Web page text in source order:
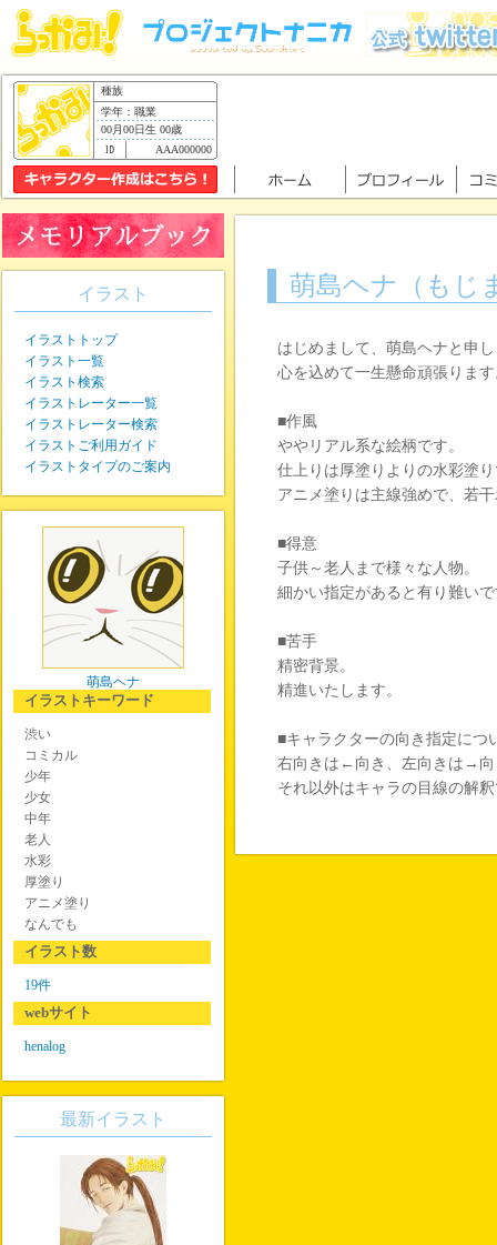
種族
学年：職業
00月00日生 00歳
AAA000000
萌島ヘナ（もじ
はじめまして、萌島ヘナと申
心を込めて一生懸命頑張りま
■作風
ややリアル系な絵柄です。
仕上りは厚塗りよりの水彩塗
アニメ塗りは主線強めで、若
■得意
子供～老人まで様々な人物。
細かい指定があると有り難い
■苦手
精密背景。
精進いたします。
■キャラクターの向き指定につ
右向きは←向き、左向きは→向
それ以外はキャラの目線の解
イラスト
イラストトップ
イラスト一覧
イラスト検索
イラストレーター一覧
イラストレーター検索
イラストご利用ガイド
イラストタイプのご案内
萌島ヘナ
イラストキーワード
渋い
コミカル
少年
少女
中年
老人
水彩
厚塗り
アニメ塗り
なんでも
イラスト数
19件
webサイト
henalog
最新イラスト